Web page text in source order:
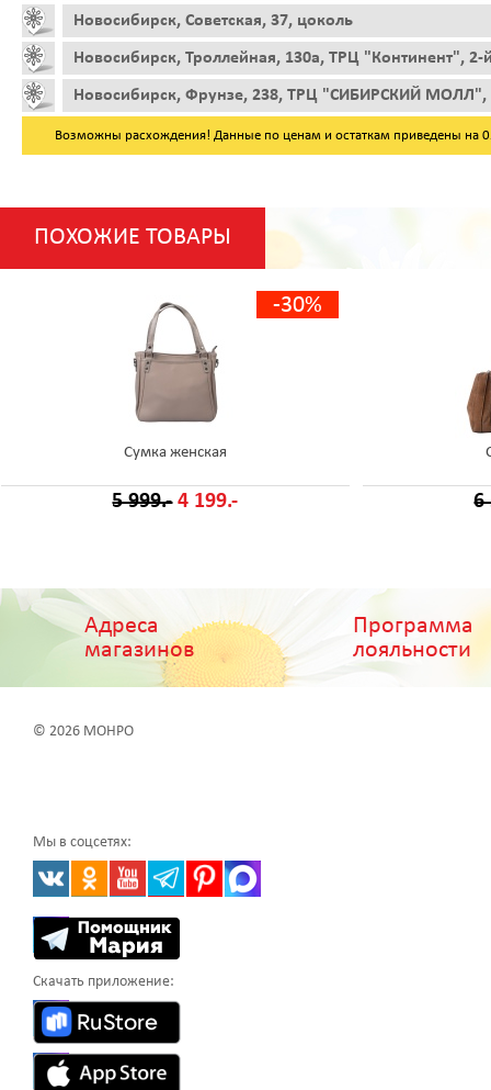
Новосибирск, Советская, 37, цоколь
Новосибирск, Троллейная, 130а, ТРЦ "Континент", 2-
Новосибирск, Фрунзе, 238, ТРЦ "СИБИРСКИЙ МОЛЛ",
Возможны расхождения! Данные по ценам и остаткам приведены на
ПОХОЖИЕ ТОВАРЫ
-30%
Сумка женская
5 999.- 4 199.- 6
Адреса
магазинов
Программа
лояльности
© 2026 МОНРО
Мы в соцсетях:
Скачать приложение: